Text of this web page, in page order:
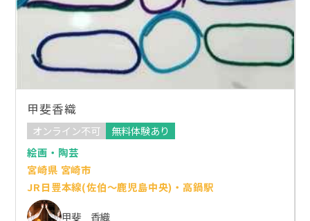
甲斐香織
オンライン不可
無料体験あり
絵画・陶芸
宮崎県 宮崎市
JR日豊本線(佐伯～鹿児島中央)・高鍋駅
甲斐 香織